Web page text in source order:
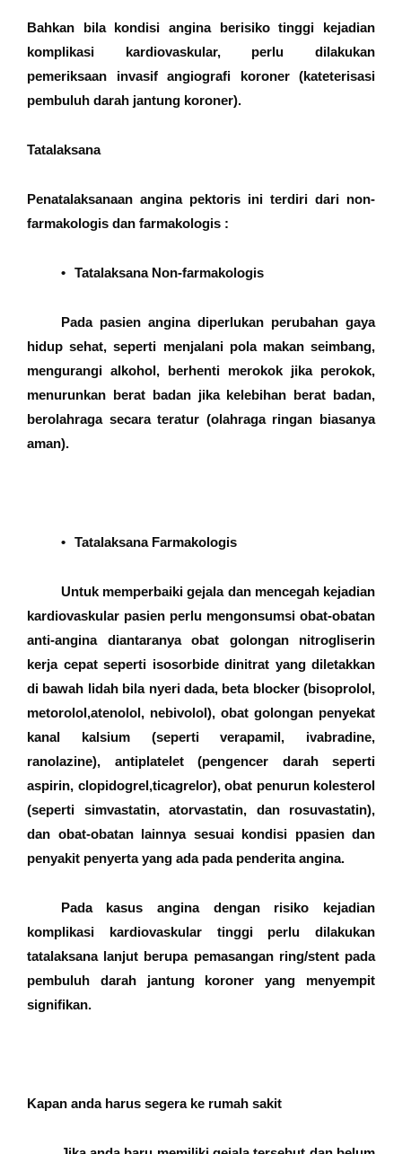
Bahkan bila kondisi angina berisiko tinggi kejadian
komplikasi kardiovaskular, perlu dilakukan
pemeriksaan invasif angiografi koroner (kateterisasi
pembuluh darah jantung koroner).
Tatalaksana
Penatalaksanaan angina pektoris ini terdiri dari non-
farmakologis dan farmakologis :
• Tatalaksana Non-farmakologis
Pada pasien angina diperlukan perubahan gaya
hidup sehat, seperti menjalani pola makan seimbang,
mengurangi alkohol, berhenti merokok jika perokok,
menurunkan berat badan jika kelebihan berat badan,
berolahraga secara teratur (olahraga ringan biasanya
aman).
• Tatalaksana Farmakologis
Untuk memperbaiki gejala dan mencegah kejadian
kardiovaskular pasien perlu mengonsumsi obat-obatan
anti-angina diantaranya obat golongan nitrogliserin
kerja cepat seperti isosorbide dinitrat yang diletakkan
di bawah lidah bila nyeri dada, beta blocker (bisoprolol,
metorolol,atenolol, nebivolol), obat golongan penyekat
kanal kalsium (seperti verapamil, ivabradine,
ranolazine), antiplatelet (pengencer darah seperti
aspirin, clopidogrel,ticagrelor), obat penurun kolesterol
(seperti simvastatin, atorvastatin, dan rosuvastatin),
dan obat-obatan lainnya sesuai kondisi ppasien dan
penyakit penyerta yang ada pada penderita angina.
Pada kasus angina dengan risiko kejadian
komplikasi kardiovaskular tinggi perlu dilakukan
tatalaksana lanjut berupa pemasangan ring/stent pada
pembuluh darah jantung koroner yang menyempit
signifikan.
Kapan anda harus segera ke rumah sakit